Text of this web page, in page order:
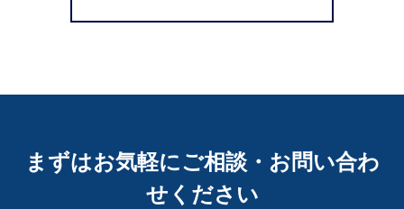
まずはお気軽にご相談・お問い合わ
せください